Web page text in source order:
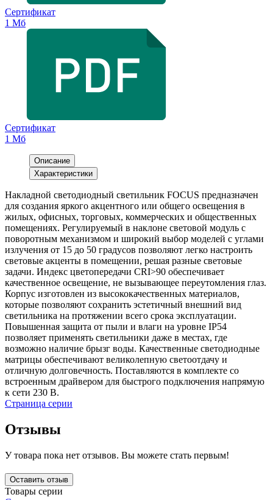
Сертификат
1 Мб
Сертификат
1 Мб
Описание
Характеристики
Накладной светодиодный светильник FOCUS предназначен
для создания яркого акцентного или общего освещения в
жилых, офисных, торговых, коммерческих и общественных
помещениях. Регулируемый в наклоне световой модуль с
поворотным механизмом и широкий выбор моделей с углами
излучения от 15 до 50 градусов позволяют легко настроить
световые акценты в помещении, решая разные световые
задачи. Индекс цветопередачи CRI>90 обеспечивает
качественное освещение, не вызывающее переутомления глаз.
Корпус изготовлен из высококачественных материалов,
которые позволяют сохранить эстетичный внешний вид
светильника на протяжении всего срока эксплуатации.
Повышенная защита от пыли и влаги на уровне IP54
позволяет применять светильники даже в местах, где
возможно наличие брызг воды. Качеcтвенные светодиодные
матрицы обеспечивают великолепную светоотдачу и
отличную долговечность. Поставляются в комплекте со
встроенным драйвером для быстрого подключения напрямую
к сети 230 В.
Страница серии
Отзывы
У товара пока нет отзывов. Вы можете стать первым!
Оставить отзыв
Товары серии